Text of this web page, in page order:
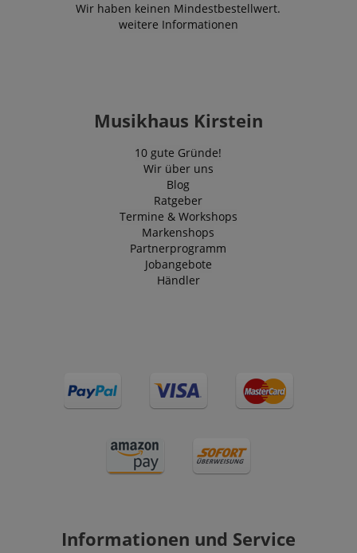
Wir haben keinen Mindestbestellwert.
weitere Informationen
Musikhaus Kirstein
10 gute Gründe!
Wir über uns
Blog
Ratgeber
Termine & Workshops
Markenshops
Partnerprogramm
Jobangebote
Händler
Informationen und Service